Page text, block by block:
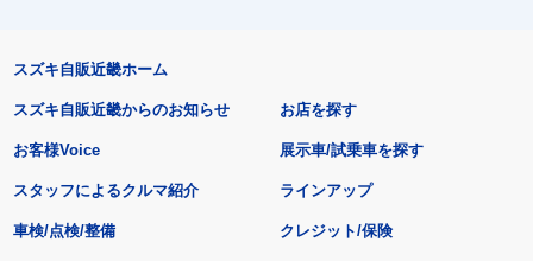
スズキ自販近畿ホーム
スズキ自販近畿からのお知らせ
お客様Voice
スタッフによるクルマ紹介
お店を探す
展示車/試乗車を探す
ラインアップ
車検/点検/整備 クレジット/保険